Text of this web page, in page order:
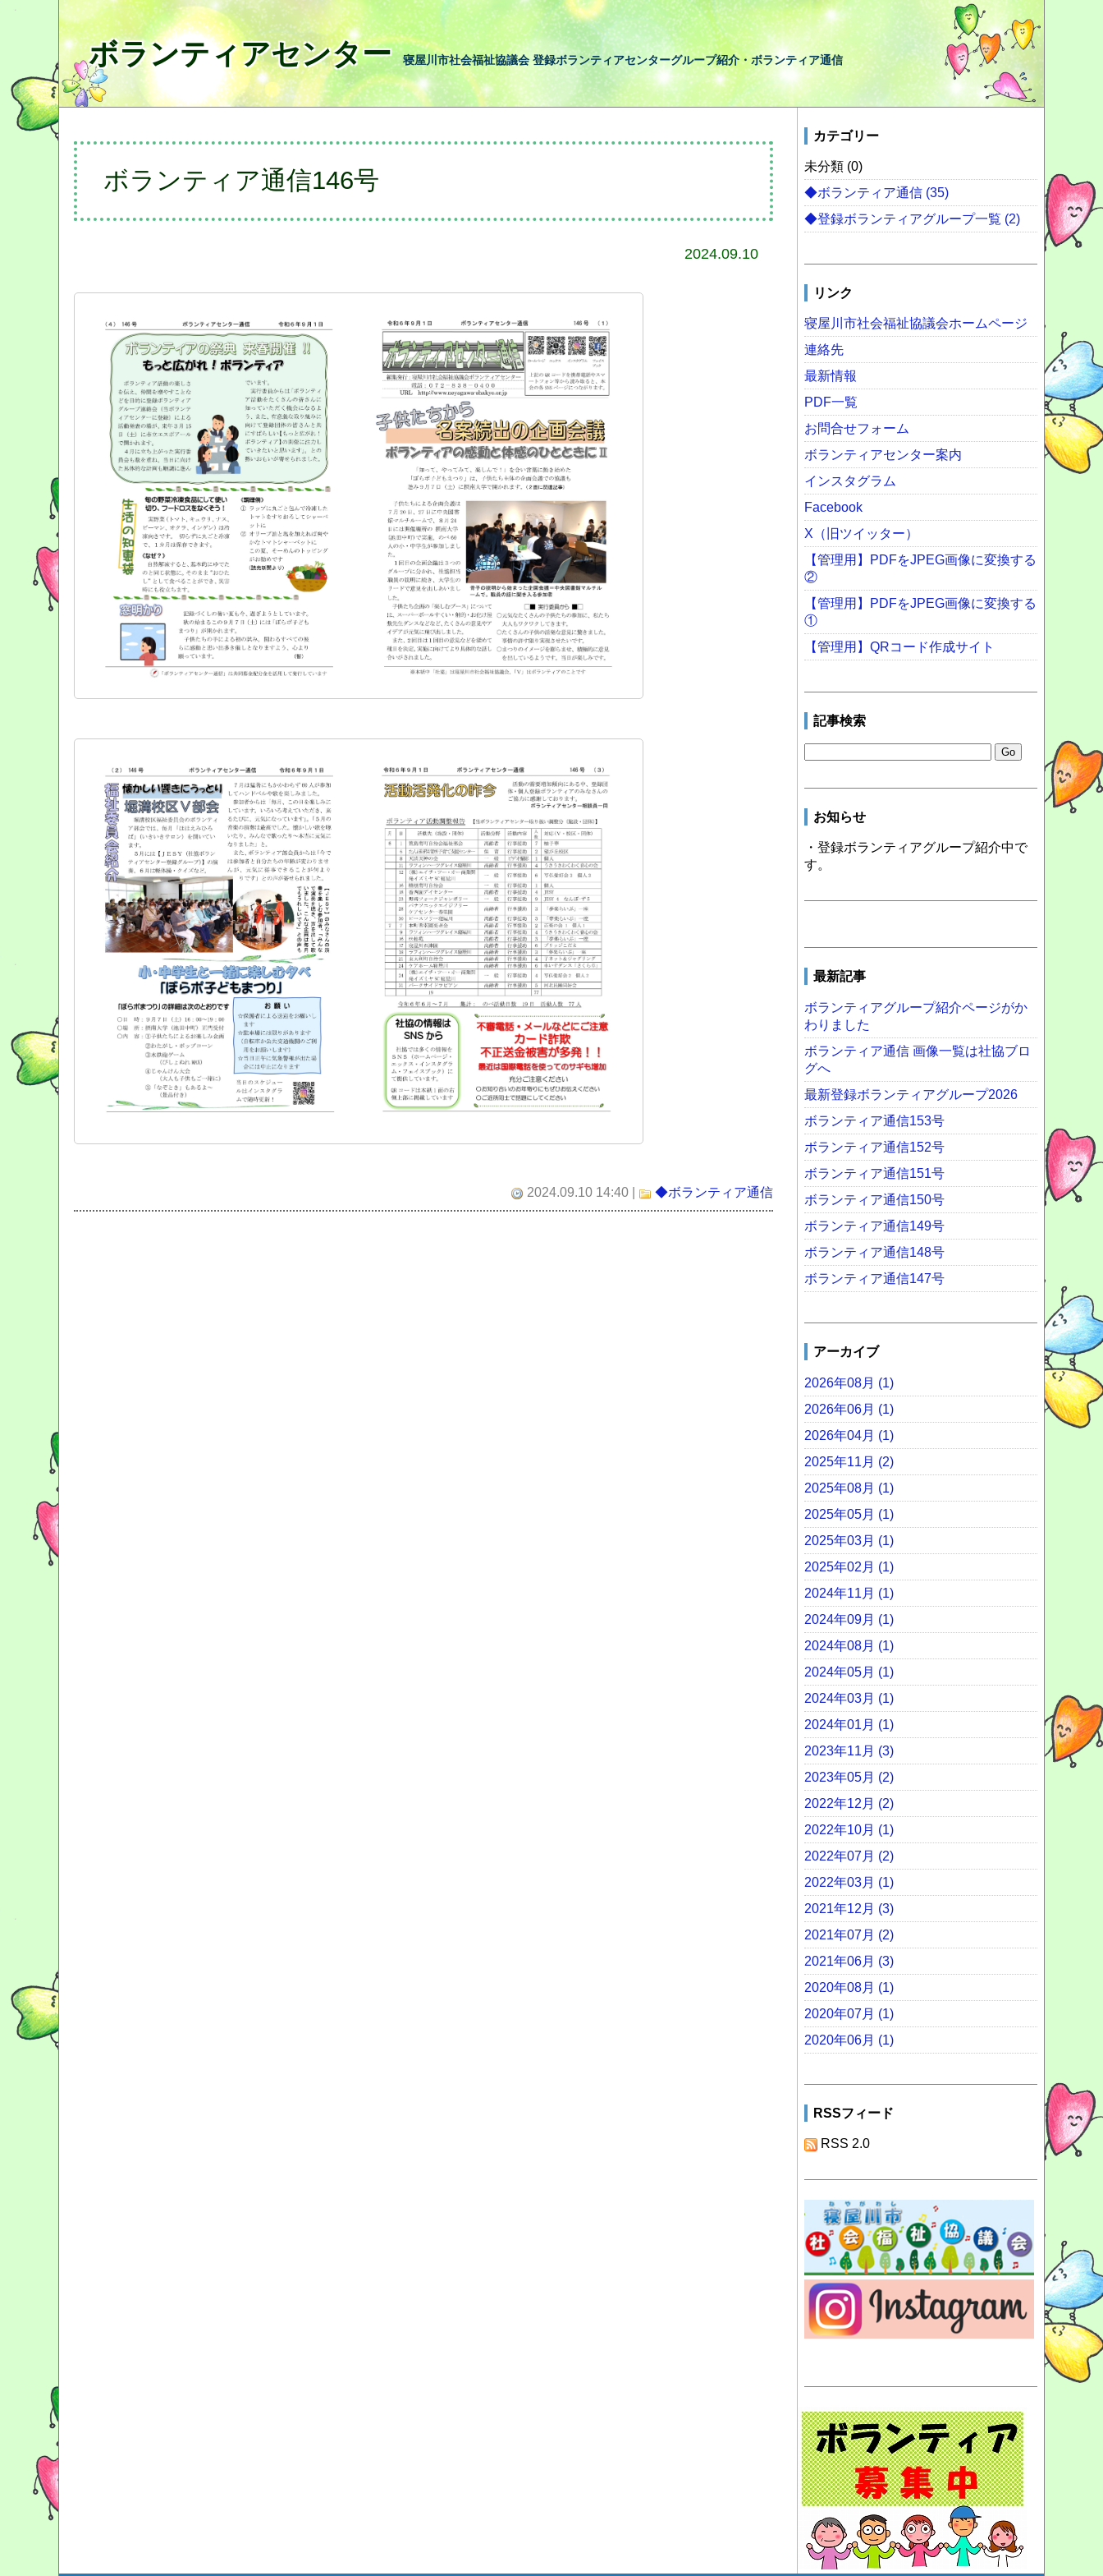
ボランティアセンター 寝屋川市社会福祉協議会 登録ボランティアセンターグループ紹介・ボランティア通信
ボランティア通信146号
2024.09.10
2024.09.10 14:40 | ◆ボランティア通信
カテゴリー
未分類 (0)
◆ボランティア通信 (35)
◆登録ボランティアグループ一覧 (2)
リンク
寝屋川市社会福祉協議会ホームページ
連絡先
最新情報
PDF一覧
お問合せフォーム
ボランティアセンター案内
インスタグラム
Facebook
X（旧ツイッター）
【管理用】PDFをJPEG画像に変換する
②
【管理用】PDFをJPEG画像に変換する
①
【管理用】QRコード作成サイト
記事検索
お知らせ
・登録ボランティアグループ紹介中で
す。
最新記事
ボランティアグループ紹介ページがか
わりました
ボランティア通信 画像一覧は社協ブロ
グへ
最新登録ボランティアグループ2026
ボランティア通信153号
ボランティア通信152号
ボランティア通信151号
ボランティア通信150号
ボランティア通信149号
ボランティア通信148号
ボランティア通信147号
アーカイブ
2026年08月 (1)
2026年06月 (1)
2026年04月 (1)
2025年11月 (2)
2025年08月 (1)
2025年05月 (1)
2025年03月 (1)
2025年02月 (1)
2024年11月 (1)
2024年09月 (1)
2024年08月 (1)
2024年05月 (1)
2024年03月 (1)
2024年01月 (1)
2023年11月 (3)
2023年05月 (2)
2022年12月 (2)
2022年10月 (1)
2022年07月 (2)
2022年03月 (1)
2021年12月 (3)
2021年07月 (2)
2021年06月 (3)
2020年08月 (1)
2020年07月 (1)
2020年06月 (1)
RSSフィード
RSS 2.0